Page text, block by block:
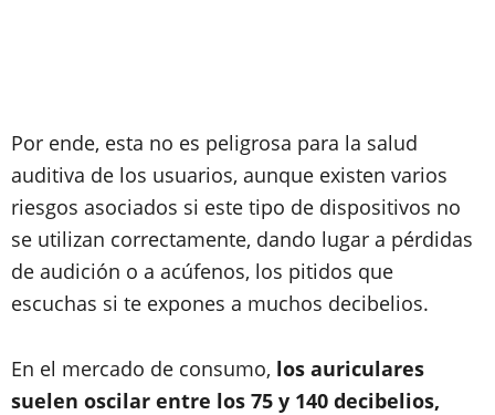
Por ende, esta no es peligrosa para la salud
auditiva de los usuarios, aunque existen varios
riesgos asociados si este tipo de dispositivos no
se utilizan correctamente, dando lugar a pérdidas
de audición o a acúfenos, los pitidos que
escuchas si te expones a muchos decibelios.
En el mercado de consumo, los auriculares
suelen oscilar entre los 75 y 140 decibelios,